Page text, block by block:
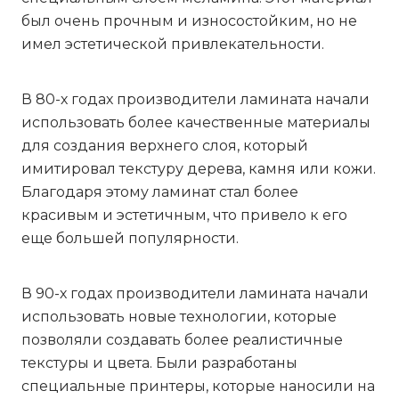
был очень прочным и износостойким, но не
имел эстетической привлекательности.
В 80-х годах производители ламината начали
использовать более качественные материалы
для создания верхнего слоя, который
имитировал текстуру дерева, камня или кожи.
Благодаря этому ламинат стал более
красивым и эстетичным, что привело к его
еще большей популярности.
В 90-х годах производители ламината начали
использовать новые технологии, которые
позволяли создавать более реалистичные
текстуры и цвета. Были разработаны
специальные принтеры, которые наносили на